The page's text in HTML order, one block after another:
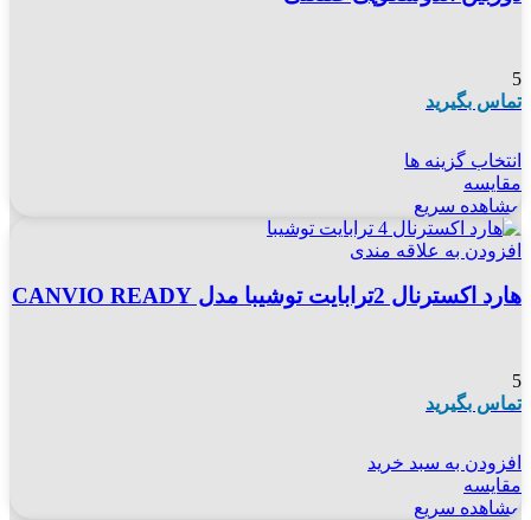
5
تماس بگیرید
انتخاب گزینه ها
مقایسه
مشاهده سریع
افزودن به علاقه مندی
هارد اکسترنال 2ترابایت توشیبا مدل CANVIO READY
5
تماس بگیرید
افزودن به سبد خرید
مقایسه
مشاهده سریع